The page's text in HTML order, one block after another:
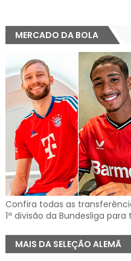
MERCADO DA BOLA
Confira todas as
1ª divisão da Bundesliga
MAIS DA SELEÇÃO ALEMÃ